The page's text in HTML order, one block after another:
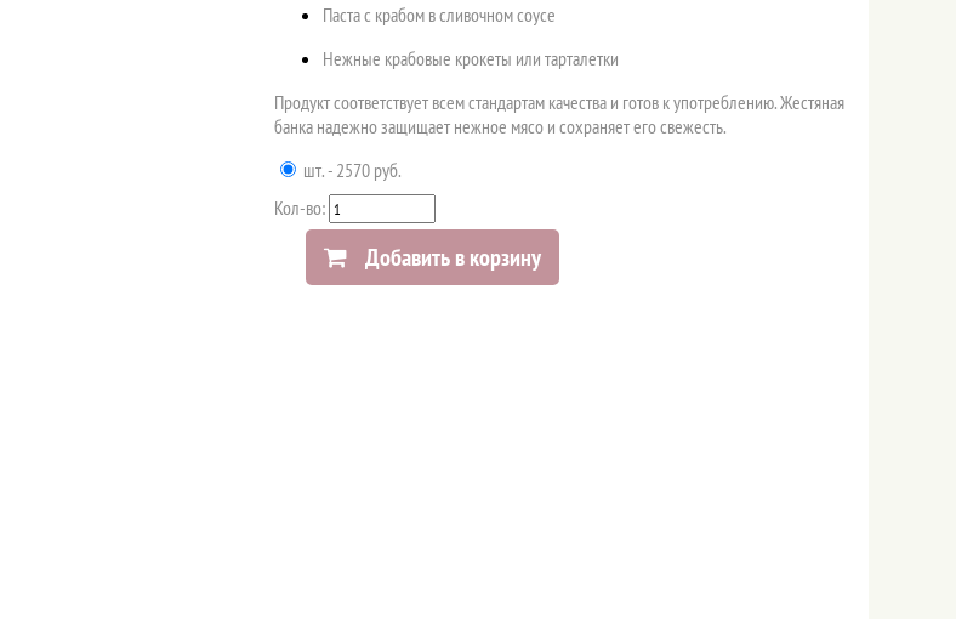
Паста с крабом в сливочном соусе
Нежные крабовые крокеты или тарталетки
Продукт соответствует всем стандартам качества и готов к употреблению. Жестяная
банка надежно защищает нежное мясо и сохраняет его свежесть.
шт. - 2570 руб.
Кол-во:
Добавить в корзину